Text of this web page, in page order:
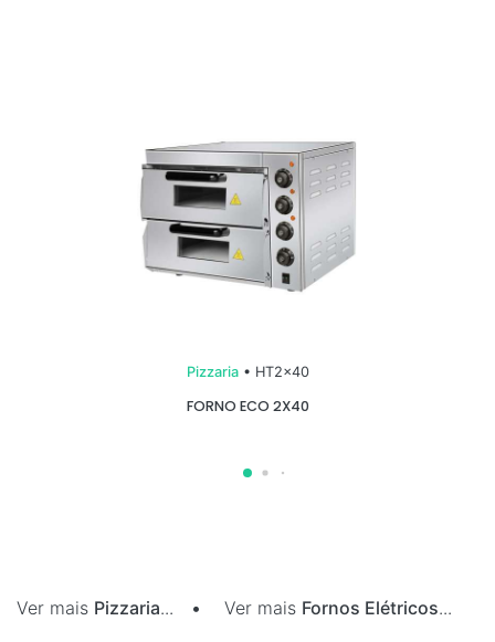
Pizzaria• HT2x40
FORNO ECO 2X40
Ver mais Pizzaria... • Ver mais Fornos Elétricos...